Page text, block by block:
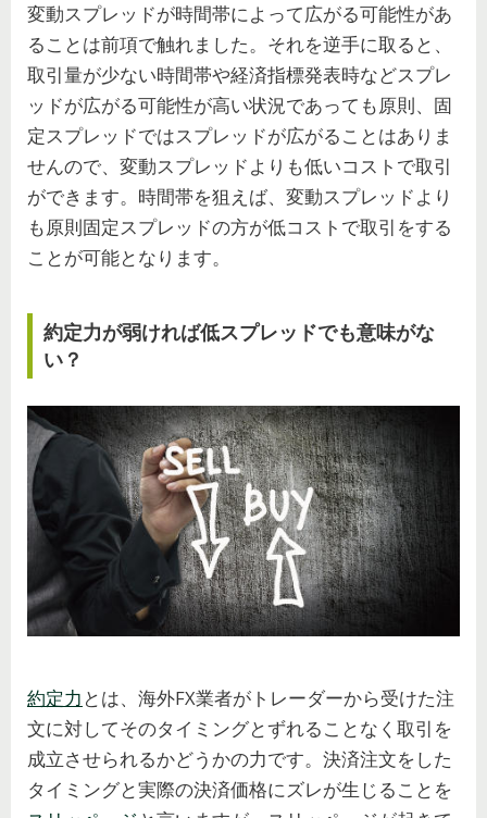
変動スプレッドが時間帯によって広がる可能性があ
ることは前項で触れました。それを逆手に取ると、
取引量が少ない時間帯や経済指標発表時などスプレ
ッドが広がる可能性が高い状況であっても原則、固
定スプレッドではスプレッドが広がることはありま
せんので、変動スプレッドよりも低いコストで取引
ができます。時間帯を狙えば、変動スプレッドより
も原則固定スプレッドの方が低コストで取引をする
ことが可能となります。
約定力が弱ければ低スプレッドでも意味がな
い？
約定力 とは、海外FX業者がトレーダーから受けた注
文に対してそのタイミングとずれることなく取引を
成立させられるかどうかの力です。決済注文をした
タイミングと実際の決済価格にズレが生じることを